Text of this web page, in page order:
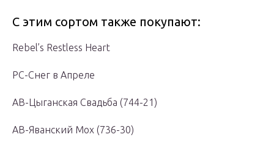
С этим сортом также покупают:
Rebel’s Restless Heart
РС-Снег в Апреле
АВ-Цыганская Свадьба (744-21)
АВ-Яванский Мох (736-30)